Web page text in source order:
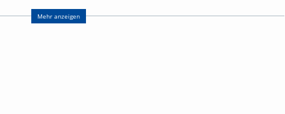
man Musik traditionell beimisst. Der Vortrag soll sich dem Zusammenhang
widmen, sondern ihn zunächst aus ideengeschichtlicher und
Mehr anzeigen